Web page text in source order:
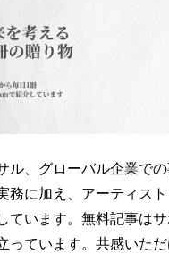
ル、グローバル企業で
務に加え、アーティス
ています。無料記事は
っています。共感いた